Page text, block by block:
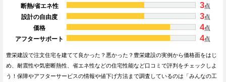
断熱/省エネ性
3点
設計の自由度
3点
価格
4点
アフターサポート
4点
豊栄建設で注文住宅を建てて良かった？悪かった？豊栄建設の実例から価格面をはじ
め、耐震性や気密断熱性、省エネ性などの住宅性能など口コミで評判をチェックしよ
う！保障やアフターサービスの情報や値下げ方法まで調査しているのは「みんなの工